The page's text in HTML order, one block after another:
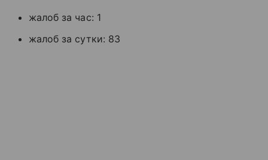
жалоб за час: 1
жалоб за сутки: 83